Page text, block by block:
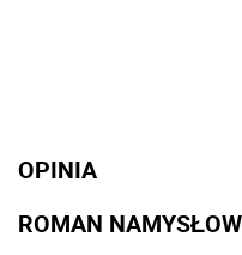
OPINIA
ROMAN